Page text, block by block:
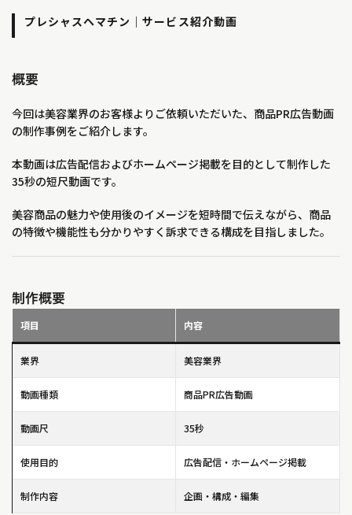
プレシャスヘマチン｜サービス紹介動画
概要
今回は美容業界のお客様よりご依頼いただいた、商品PR広告動画
の制作事例をご紹介します。
本動画は広告配信およびホームページ掲載を目的として制作した
35秒の短尺動画です。
美容商品の魅力や使用後のイメージを短時間で伝えながら、商品
の特徴や機能性も分かりやすく訴求できる構成を目指しました。
制作概要
項目
内容
業界 美容業界
動画種類 商品PR広告動画
動画尺 35秒
使用目的 広告配信・ホームページ掲載
制作内容 企画・構成・編集